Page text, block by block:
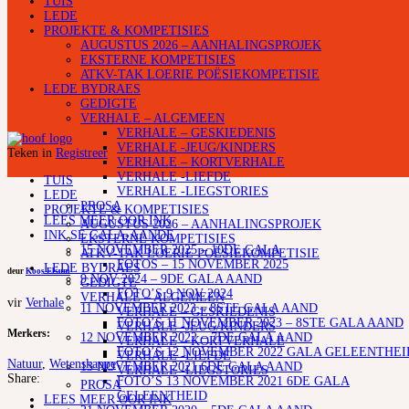
LEDE
PROJEKTE & KOMPETISIES
AUGUSTUS 2026 – AANHALINGSPROJEK
EKSTERNE KOMPETISIES
ATKV-TAK LOERIE POËSIEKOMPETISIE
LEDE BYDRAES
GEDIGTE
VERHALE – ALGEMEEN
VERHALE – GESKIEDENIS
VERHALE -JEUG/KINDERS
VERHALE – KORTVERHALE
VERHALE -LIEFDE
VERHALE -LIEGSTORIES
PROSA
LEES MEER OOR INK
INK SE GALA-AANDE
15 NOVEMBER 2025 – 10DE GALA
FOTOS – 15 NOVEMBER 2025
9 NOV 2024 – 9DE GALA AAND
FOTO’S 9 NOV 2024
11 NOVEMBER 2023 – 8STE GALA AAND
FOTO’S 11 NOVEMBER 2023 – 8STE GALA AAND
12 NOVEMBER 2022 – 7DE GALA AAND
FOTO’S 12 NOVEMBER 2022 GALA
13 NOVEMBER 2021 6DE GALA AAND
FOTO’S 13 NOVEMBER 2021 6DE GALA
GELEENTHEID
Teken in Registreer
TUIS
LEDE
PROJEKTE & KOMPETISIES
AUGUSTUS 2026 – AANHALINGSPROJEK
EKSTERNE KOMPETISIES
ATKV-TAK LOERIE POËSIEKOMPETISIE
LEDE BYDRAES
GEDIGTE
VERHALE – ALGEMEEN
VERHALE – GESKIEDENIS
VERHALE -JEUG/KINDERS
VERHALE – KORTVERHALE
VERHALE -LIEFDE
VERHALE -LIEGSTORIES
PROSA
LEES MEER OOR INK
deur Koos Elsum
vir Verhale
Merkers:
Natuur, Wetenskappe
Share: